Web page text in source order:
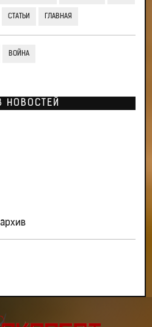
СТАТЬИ ГЛАВНАЯ
ВОЙНА
НОВОСТЕЙ